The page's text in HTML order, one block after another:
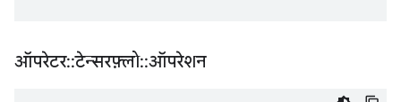
ऑपरेटर::टेन्सरफ़्लो::ऑपरेशन